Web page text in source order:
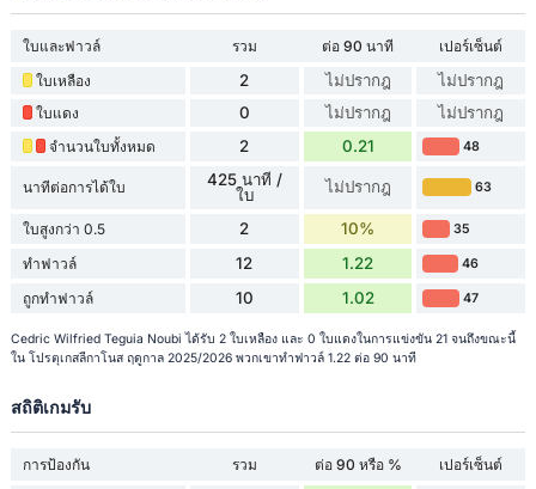
ใบและฟาวล์ รวม ต่อ 90 นาที
เปอร์เซ็นต์
ใบเหลือง
2 ไม่ปรากฎ ไม่ปรากฎ
ใบแดง 0 ไม่ปรากฎ ไม่ปรากฎ
จำนวนใบทั้งหมด 2 0.21 48
นาทีต่อการได้ใบ
425 นาที /
ใบ
ไม่ปรากฎ 63
ใบสูงกว่า 0.5 2 10% 35
ทำฟาวล์ 12 1.22 46
ถูกทำฟาวล์ 10 1.02 47
Cedric Wilfried Teguia Noubi ได้รับ 2 ใบเหลือง และ 0 ใบแดงในการแข่งขัน 21 จนถึงขณะนี้
ใน โปรตุเกสลีกาโนส ฤดูกาล 2025/2026 พวกเขาทำฟาวล์ 1.22 ต่อ 90 นาที
สถิติเกมรับ
การป้องกัน รวม ต่อ 90 หรือ %
เปอร์เซ็นต์